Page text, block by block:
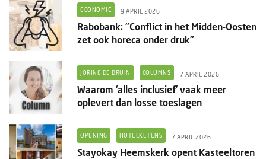
ECONOMIE 9 APRIL 2026
Rabobank: "Conflict in het Midden-Oosten
zet ook horeca onder druk"
JORINE DE BRUIN COLUMNS 7 APRIL 2026
Waarom ‘alles inclusief’ vaak meer
oplevert dan losse toeslagen
OPENING HOTELKETENS 7 APRIL 2026
Stayokay Heemskerk opent Kasteeltoren